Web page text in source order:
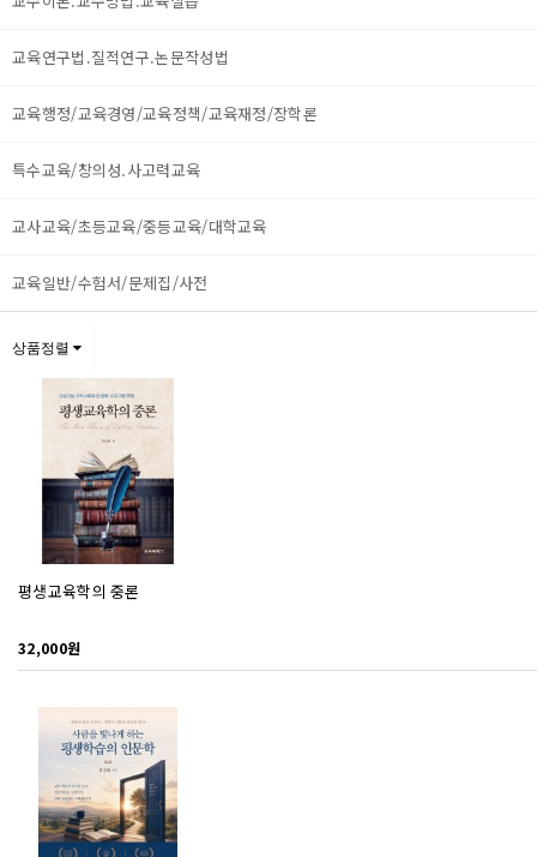
교육연구법.질적연구.논문작성법
교육행정/교육경영/교육정책/교육재정/장학론
특수교육/창의성.사고력교육
교사교육/초등교육/중등교육/대학교육
교육일반/수험서/문제집/사전
상품정렬
평생교육학의 중론
32,000원